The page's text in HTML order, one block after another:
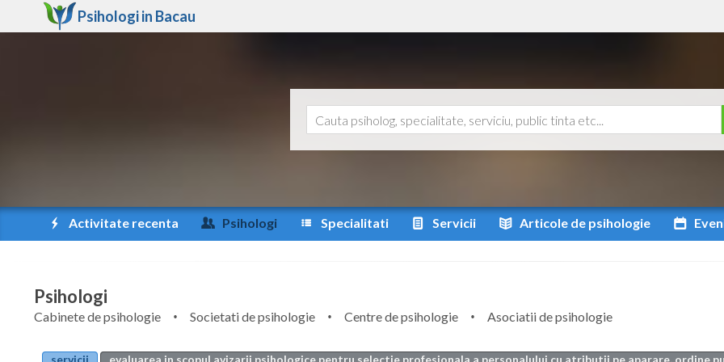
Psihologi in Bacau
Activitate recenta Psihologi Specialitati Servicii Articole de psihologie
Psihologi
Cabinete de psihologie Societati de psihologie Centre de psihologie
Asociatii de psihologie
servicii evaluarea in scopul avizarii psihologice pentru selectie profesionala a personalului cu atributii pe aparare, ordine